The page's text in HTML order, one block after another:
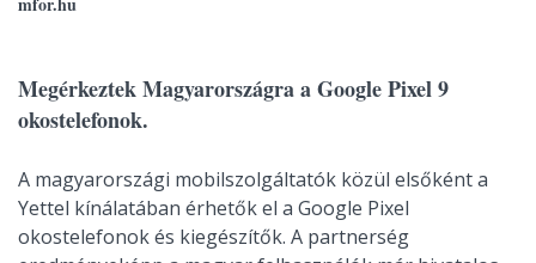
Megérkeztek Magyarországra a Google Pixel 9
okostelefonok.
A magyarországi mobilszolgáltatók közül elsőként a
Yettel kínálatában érhetők el a Google Pixel
okostelefonok és kiegészítők. A partnerség